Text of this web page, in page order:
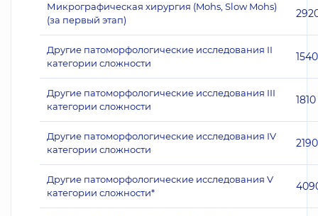
Микрографическая хирургия (Mohs, Slow Mohs)
(за первый этап)
Другие патоморфологические исследования II
категории сложности
1540
Другие патоморфологические исследования III
категории сложности
1810
Другие патоморфологические исследования IV
категории сложности
2190
Другие патоморфологические исследования V
категории сложности*